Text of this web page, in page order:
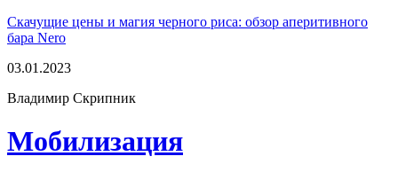
Скачущие цены и магия черного риса: обзор аперитивного
бара Nero
03.01.2023
Владимир Скрипник
Мобилизация